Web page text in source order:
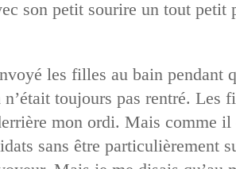
son petit sourire un tout petit
les filles au bain pendant
toujours pas rentré. Les
mon ordi. Mais comme il
sans être particulièrement